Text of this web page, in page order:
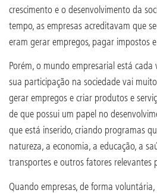
crescimento e o desenvolvimento da
tempo, as empresas acreditavam que
eram gerar empregos, pagar impostos
Porém, o mundo empresarial está cada
sua participação na sociedade vai
gerar empregos e criar produtos e
de que possui um papel no
que está inserido, criando programas
natureza, a economia, a educação, a
transportes e outros fatores relevantes
Quando empresas, de forma